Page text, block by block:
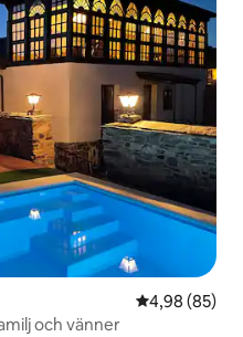
4,98 av 5 i
4,98 (85)
och vänner